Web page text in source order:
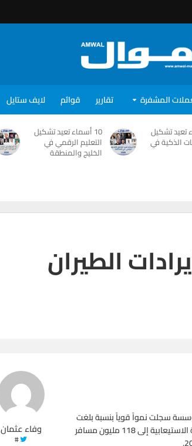
المشفرة تقارير قوائم لايف ستايل
تعيد تشكيل
الذكية في
10 أسماء تعيد تشكيل
التعليم الرقمي في
الخليج والمنطقة
في إيرادات الطيران
وفاء عثمان
#
بأن إيرادات الطيران في المؤسسة سجلت نمواً قوياً بنسبة بلغت
12% في عام 2015، مقارنة مع العام السابق، مشيرة إلى أنها تعمل مع شركائها لرفع الطاقة الاستيعابية إلى 118 مليون مسافر